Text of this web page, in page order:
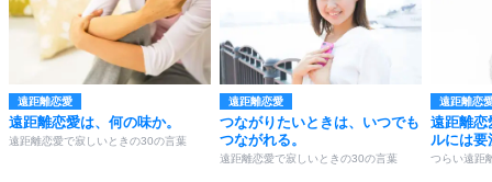
遠距離恋愛
遠距離恋愛は、何の味か。
遠距離恋愛で寂しいときの30の言葉
遠距離恋愛
つながりたいときは、いつでも
つながれる。
遠距離恋愛で寂しいときの30の言葉
遠距離恋
遠距離恋
ルには要
つらい遠距